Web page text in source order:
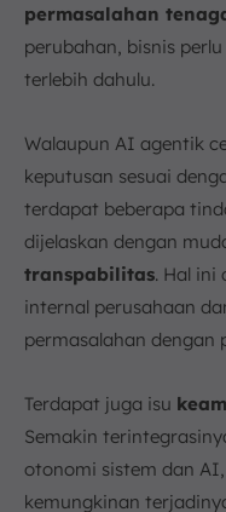
permasalahan
perubahan, bisnis
terlebih dahulu.
Walaupun AI agentik
keputusan sesuai
terdapat beberapa
dijelaskan dengan
transpabilitas. Hal ini
internal perusahaan
permasalahan dengan
Terdapat juga isu
Semakin
otonomi sistem dan
kemungkinan